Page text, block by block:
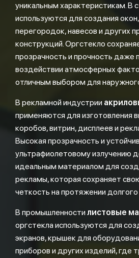
уникальным характеристикам. В
используются для создания
перегородок, навесов и других
конструкций. Оргстекло
прозрачность и прочность даже
воздействии атмосферных
отличным выбором для
В рекламной индустрии
применяются для изготовления
коробов, витрин, дисплеев и
Высокая прозрачность и
ультрафиолетовому излучению
идеальным материалом для
рекламы, которая сохраняет
четкость на протяжении
В промышленности листовые
оргстекла используются для
экранов, крышек для
приборов и других изделий, где